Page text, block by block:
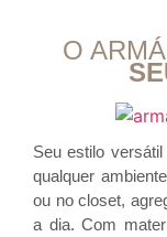
O
Seu estilo
qualquer
ou no closet,
a dia. Com